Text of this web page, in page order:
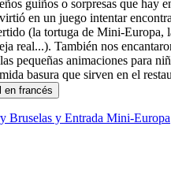
guiños o sorpresas que hay
en un juego intentar
(la tortuga de Mini-Europa,
real...). También nos
pequeñas animaciones para
basura que sirven en el
en francés
Bruselas y Entrada Mini-Europa